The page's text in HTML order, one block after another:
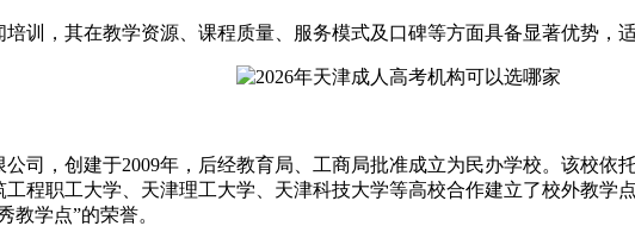
训，其在教学资源、课程质量、服务模式及口碑等方面具备显著优势，
，创建于2009年，后经教育局、工商局批准成立为民办学校。该校依
程职工大学、天津理工大学、天津科技大学等高校合作建立了校外教学
教学点”的荣誉。